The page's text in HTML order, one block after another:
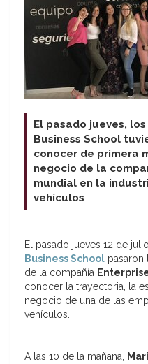
El pasado jueves, los
Business School
conocer de primera
negocio de la
mundial en la
vehículos.
El pasado jueves 12 de
Business School pasaron
de la compañía
conocer la trayectoria, la
negocio de una de las
vehículos.
A las 10 de la mañana,